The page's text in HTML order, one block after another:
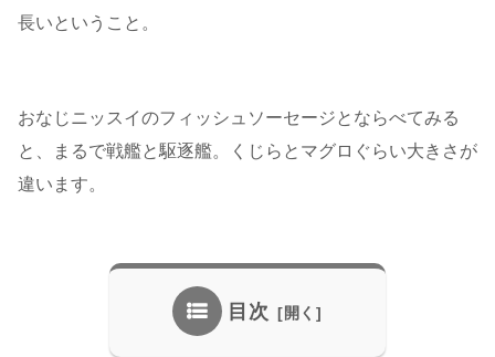
長いということ。
おなじニッスイのフィッシュソーセージとならべてみる
と、まるで戦艦と駆逐艦。くじらとマグロぐらい大きさが
違います。
目次